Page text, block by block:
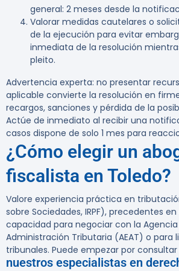
general: 2 meses desde la
Valorar medidas cautelares o
de la ejecución para evitar
inmediata de la resolución
pleito.
Advertencia experta: no presentar
aplicable convierte la resolución en
recargos, sanciones y pérdida de la
Actúe de inmediato al recibir una
casos dispone de solo 1 mes para
¿Cómo elegir un
fiscalista en Toledo?
Valore experiencia práctica en
sobre Sociedades, IRPF), precedentes
capacidad para negociar con la Agencia
Administración Tributaria (AEAT) o para
tribunales. Puede empezar por
nuestros especialistas en